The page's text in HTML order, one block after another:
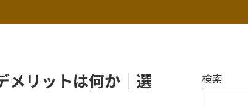
メリットは何か｜選
検索